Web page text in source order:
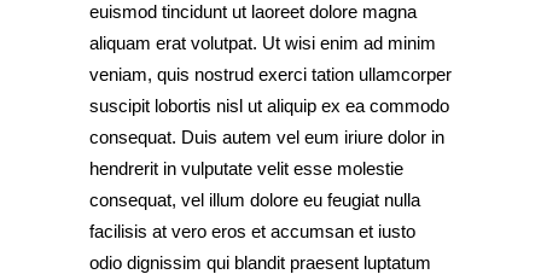
euismod tincidunt ut laoreet dolore magna
aliquam erat volutpat. Ut wisi enim ad minim
veniam, quis nostrud exerci tation ullamcorper
suscipit lobortis nisl ut aliquip ex ea commodo
consequat. Duis autem vel eum iriure dolor in
hendrerit in vulputate velit esse molestie
consequat, vel illum dolore eu feugiat nulla
facilisis at vero eros et accumsan et iusto
odio dignissim qui blandit praesent luptatum